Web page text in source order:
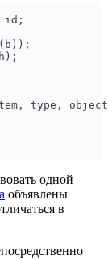
id;
type,
одной
объявлены
в